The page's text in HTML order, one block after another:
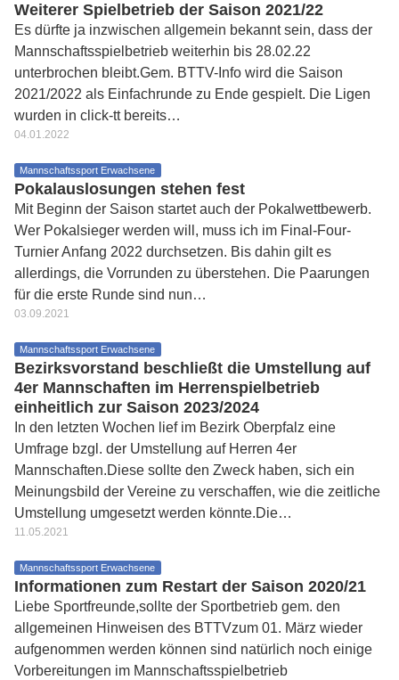
Weiterer Spielbetrieb der Saison 2021/22
Es dürfte ja inzwischen allgemein bekannt sein, dass der
Mannschaftsspielbetrieb weiterhin bis 28.02.22
unterbrochen bleibt.Gem. BTTV-Info wird die Saison
2021/2022 als Einfachrunde zu Ende gespielt. Die Ligen
wurden in click-tt bereits…
04.01.2022
Mannschaftssport Erwachsene
Pokalauslosungen stehen fest
Mit Beginn der Saison startet auch der Pokalwettbewerb.
Wer Pokalsieger werden will, muss ich im Final-Four-
Turnier Anfang 2022 durchsetzen. Bis dahin gilt es
allerdings, die Vorrunden zu überstehen. Die Paarungen
für die erste Runde sind nun…
03.09.2021
Mannschaftssport Erwachsene
Bezirksvorstand beschließt die Umstellung auf
4er Mannschaften im Herrenspielbetrieb
einheitlich zur Saison 2023/2024
In den letzten Wochen lief im Bezirk Oberpfalz eine
Umfrage bzgl. der Umstellung auf Herren 4er
Mannschaften.Diese sollte den Zweck haben, sich ein
Meinungsbild der Vereine zu verschaffen, wie die zeitliche
Umstellung umgesetzt werden könnte.Die…
11.05.2021
Mannschaftssport Erwachsene
Informationen zum Restart der Saison 2020/21
Liebe Sportfreunde,sollte der Sportbetrieb gem. den
allgemeinen Hinweisen des BTTVzum 01. März wieder
aufgenommen werden können sind natürlich noch einige
Vorbereitungen im Mannschaftsspielbetrieb